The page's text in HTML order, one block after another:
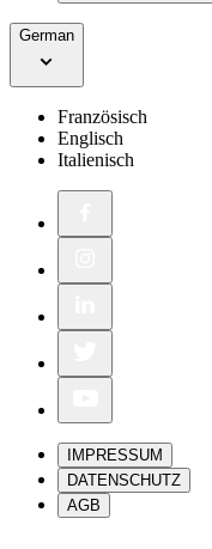
German
Französisch
Englisch
Italienisch
IMPRESSUM
DATENSCHUTZ
AGB